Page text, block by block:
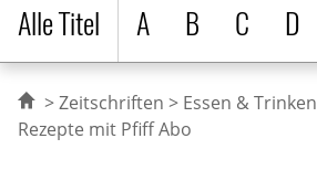
Alle Titel
A B C D
Zeitschriften
Essen & Trinken
Rezepte mit Pfiff Abo